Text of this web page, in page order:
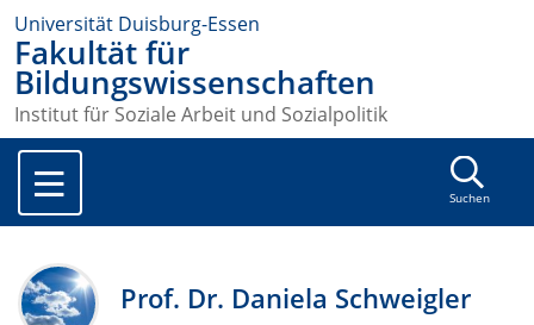
Universität Duisburg-Essen
Fakultät für
Bildungswissenschaften
Institut für Soziale Arbeit und Sozialpolitik
Suchen
Prof. Dr. Daniela Schweigler